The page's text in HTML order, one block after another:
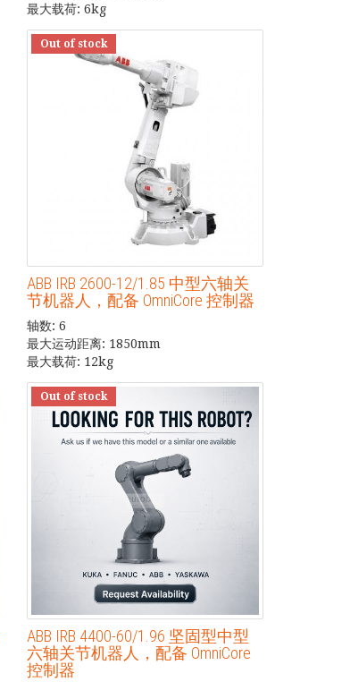
最大载荷: 6kg
Out of stock
ABB IRB 2600-12/1.85 中型六轴关
节机器人，配备 OmniCore 控制器
轴数: 6
最大运动距离: 1850mm
最大载荷: 12kg
Out of stock
ABB IRB 4400-60/1.96 坚固型中型
六轴关节机器人，配备 OmniCore
控制器